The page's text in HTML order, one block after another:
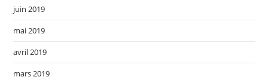
juin 2019
mai 2019
avril 2019
mars 2019